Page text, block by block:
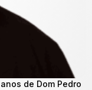
de Dom Pedro